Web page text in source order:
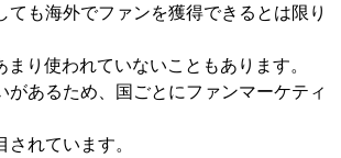
も海外でファンを獲得できるとは限り
り使われていないこともあります。
あるため、国ごとにファンマーケティ
れています。